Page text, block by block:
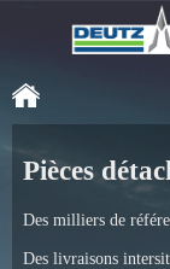
Pièces
Des milliers de
Des livraisons